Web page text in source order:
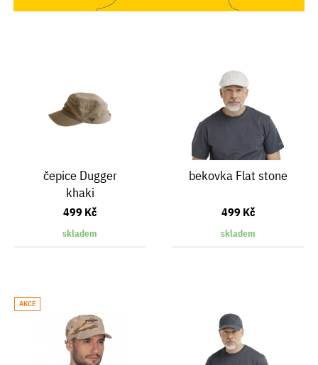
čepice Dugger
khaki
499 Kč
skladem
bekovka Flat stone
499 Kč
skladem
AKCE